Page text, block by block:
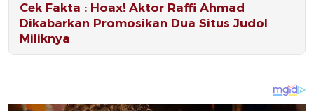
Cek Fakta : Hoax! Aktor Raffi Ahmad
Dikabarkan Promosikan Dua Situs Judol
Miliknya